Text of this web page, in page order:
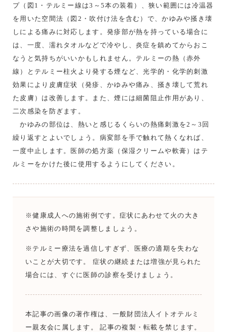
プ（図1・テルミー線は3～5本の装着）、狭い範囲には冷温器
を用いた空間法（図2・吹付け法を含む）で、かゆみや掻き壊
しによる痛みに対応します。発疹部が熱を持っている場合に
は、一度、濡れタオルなどで冷やし、炎症を鎮めてからおこ
なうと気持ちがいいかもしれません。テルミーの熱（赤外
線）とテルミー柱火より発する煙など、光学的・化学的刺激
効果により皮膚症状（発疹、かゆみや痛み、掻き壊して荒れ
た皮膚）は改善します。また、煙には細菌阻止作用があり、
二次感染を防ぎます。
かゆみの部位は、熱いと感じるくらいの熱痛刺激を2～3回
繰り返すとよいでしょう。病変部を手で触れて熱くなれば、
一度中止します。医師の処方薬（保湿クリームや軟膏）はテ
ルミーをかけた後に使用するようにしてください。
※健康成人への施術例です。症状にあわせて火の大き
さや施術の時間を調整しましょう。
※テルミー療法を過信しすぎず、医療の適期を失わな
いことが大切です。 症状の継続または増強が見られた
場合には、すぐに医師の診察を受けましょう。
本記事の画像の著作権は、一般財団法人イトオテルミ
ー親友会に属します。 記事の複製・転載を禁じます。